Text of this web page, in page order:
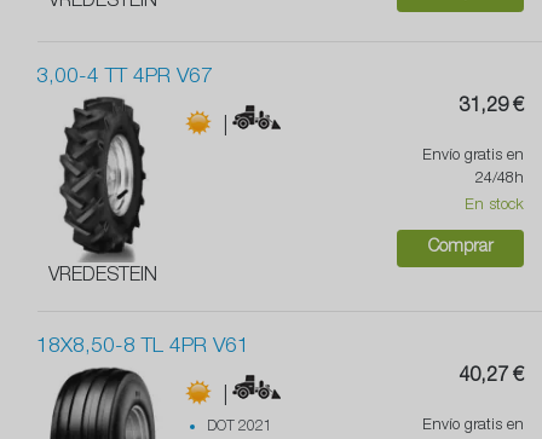
3,00-4 TT 4PR V67
VREDESTEIN
|
31,29 €
Envío gratis en
24/48h
En stock
Comprar
18X8,50-8 TL 4PR V61
|
DOT 2021
40,27 €
Envío gratis en